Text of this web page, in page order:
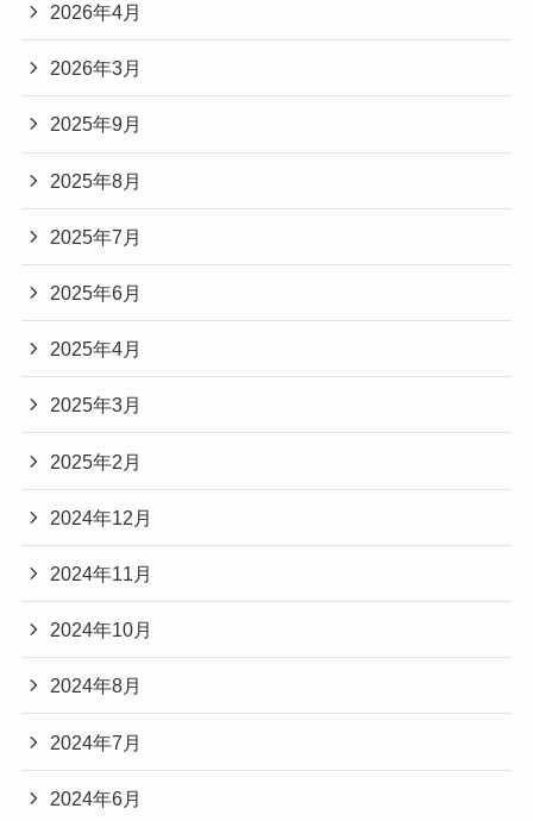
2026年4月
2026年3月
2025年9月
2025年8月
2025年7月
2025年6月
2025年4月
2025年3月
2025年2月
2024年12月
2024年11月
2024年10月
2024年8月
2024年7月
2024年6月